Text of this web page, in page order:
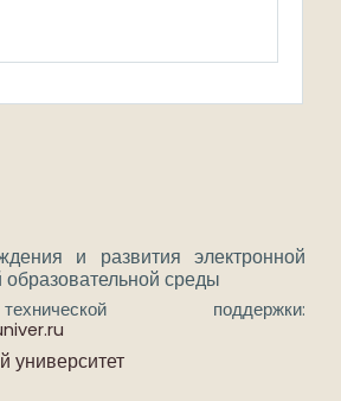
и развития электронной
среды
поддержки:
университет